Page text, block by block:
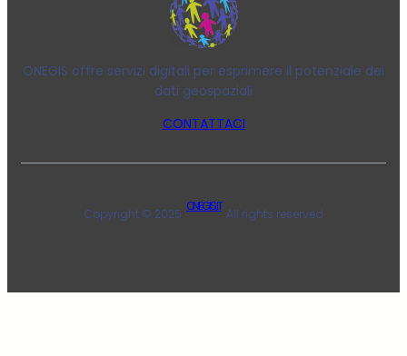
ONEGIS offre servizi digitali per esprimere il potenziale dei
dati geospaziali
CONTATTACI
Copyright © 2025 ·ONEGIS.IT· All rights reserved